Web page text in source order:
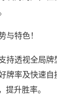
与特色！
持透视全局牌
牌率及快速自
提升胜率。